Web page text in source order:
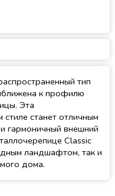
тип
к профилю
Эта
станет отличным
гармоничный внешний
Classic
ландшафтом, так и
дома.